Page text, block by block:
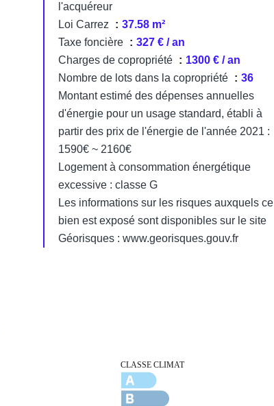
l'acquéreur
Loi Carrez
37.58 m²
Taxe foncière
327 € / an
Charges de copropriété
1300 € / an
Nombre de lots dans la copropriété
36
Montant estimé des dépenses annuelles
d'énergie pour un usage standard, établi à
partir des prix de l'énergie de l'année 2021 :
1590€ ~ 2160€
Logement à consommation énergétique
excessive : classe G
Les informations sur les risques auxquels ce
bien est exposé sont disponibles sur le site
Géorisques : www.georisques.gouv.fr